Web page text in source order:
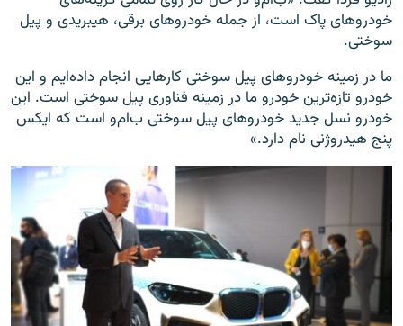
خودروهای پاک است، از جمله خودروهای برقی، هیبریدی و پیل
سوختی.
ما در زمینه خودروهای پیل سوختی کارهایی انجام داده‌ایم و این
خودرو تازه‌ترین خودرو ما در زمینه فناوری پیل سوختی است. این
خودرو نسل جدید خودروهای پیل سوختی ب‌ام‌و است که ایکس
پنج هیدروژنی نام دارد.»